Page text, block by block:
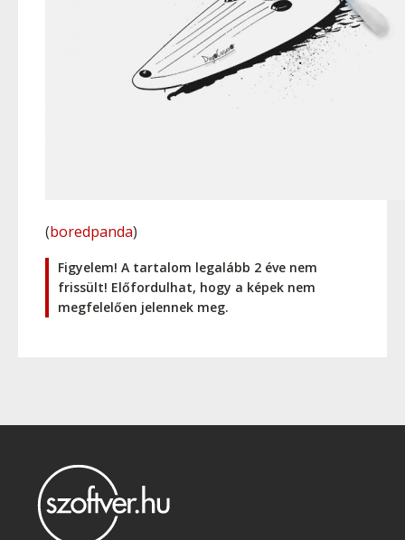
(boredpanda)
Figyelem! A tartalom legalább 2 éve nem
frissült! Előfordulhat, hogy a képek nem
megfelelően jelennek meg.